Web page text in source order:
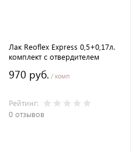
Лак Reoflex Express 0,5+0,17л.
комплект с отвердителем
970 руб. / комп
Рейтинг:
0 отзывов